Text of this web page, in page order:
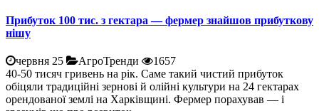
Прибуток 100 тис. з гектара — фермер знайшов прибуткову
нішу
червня 25 АгроТренди
1657
40-50 тисяч гривень на рік. Саме такий чистий прибуток
обіцяли традиційні зернові й олійні культури на 24 гектарах
орендованої землі на Харківщині. Фермер порахував — і